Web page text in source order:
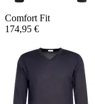
Comfort Fit
174,95 €